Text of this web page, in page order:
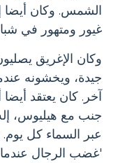
الشمس. وكان أيضا
غيور ومتهور في
وكان الإغريق
جيدة، ويخشونه
آخر. كان يعتقد أيضا
جنب مع هيليوس،
عبر السماء كل
'غضب الرجال عندما